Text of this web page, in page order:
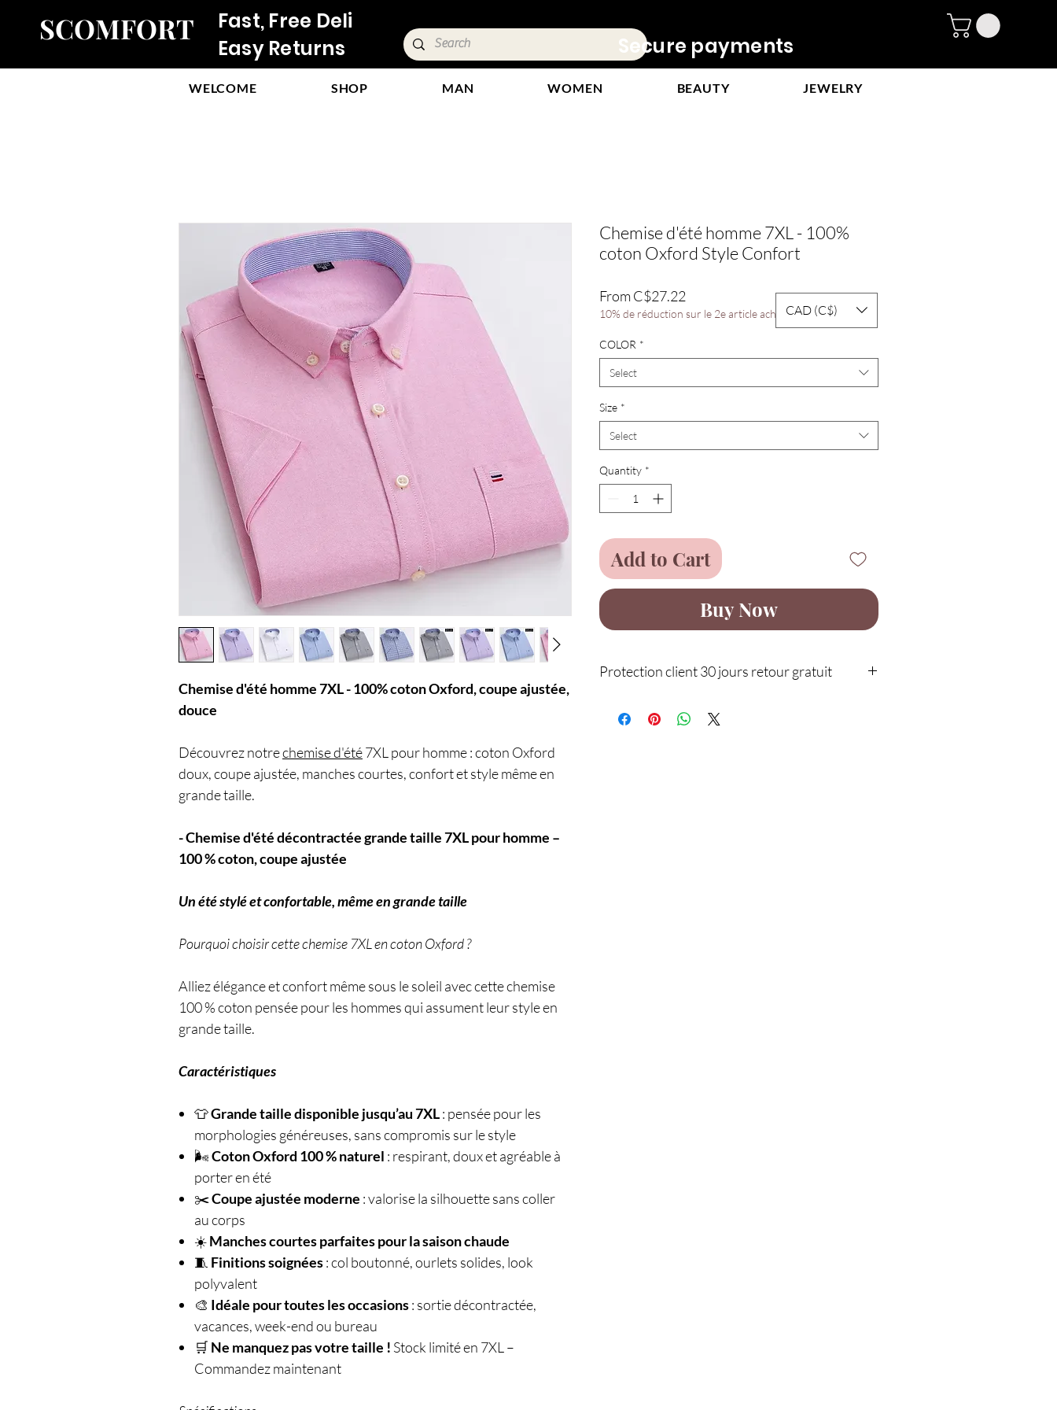
SCOMFORT
Fast, Free Delivery &
Easy Returns
Secure payments
WELCOME SHOP MAN WOMEN BEAUTY JEWELRY
Chemise d'été homme 7XL - 100% coton Oxford, coupe ajustée,
douce
Découvrez notrechemise d'été7XL pour homme : coton Oxford
doux, coupe ajustée, manches courtes, confort et style même en
grande taille.
- Chemise d'été décontractée grande taille 7XL pour homme –
100 % coton, coupe ajustée
Un été stylé et confortable, même en grande taille
Pourquoi choisir cette chemise 7XL en coton Oxford ?
Alliez élégance et confort même sous le soleil avec cette chemise
100 % coton pensée pour les hommes qui assument leur style en
grande taille.
Caractéristiques
👕Grande taille disponible jusqu’au 7XL: pensée pour les
morphologies généreuses, sans compromis sur le style
🌬️Coton Oxford 100 % naturel : respirant, doux et agréable à
porter en été
✂️Coupe ajustée moderne : valorise la silhouette sans coller
au corps
☀️Manches courtes parfaites pour la saison chaude
🧵 Finitions soignées: col boutonné, ourlets solides, look
polyvalent
🎨 Idéale pour toutes les occasions: sortie décontractée,
vacances, week-end ou bureau
🛒 Ne manquez pas votre taille ! Stock limité en 7XL –
Commandez maintenant
Chemise d'été homme 7XL - 100%
coton Oxford Style Confort
FromC$27.22
Price
10% de réduction sur le 2e article acheté
COLOR *
Select
Size *
Select
Quantity *
Add to Cart
Buy Now
Protection client 30 jours retour gratuit
CAD (C$)